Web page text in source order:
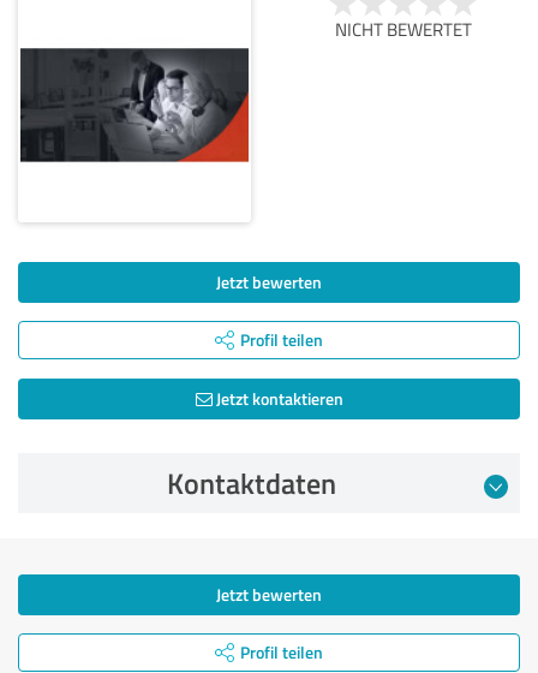
NICHT BEWERTET
Jetzt bewerten
Profil teilen
Jetzt kontaktieren
Kontaktdaten
Jetzt bewerten
Profil teilen